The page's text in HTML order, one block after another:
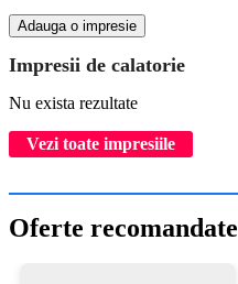
Adauga o impresie
Impresii de calatorie
Nu exista rezultate
Vezi toate impresiile
Oferte recomandate